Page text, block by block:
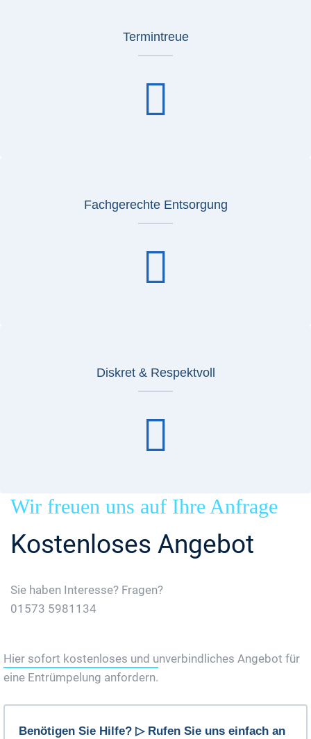
Termintreue
Fachgerechte Entsorgung
Diskret & Respektvoll
Wir freuen uns auf Ihre Anfrage
Kostenloses Angebot
Sie haben Interesse? Fragen?
01573 5981134
Hier sofort kostenloses und unverbindliches Angebot für
eine Entrümpelung anfordern.
Benötigen Sie Hilfe? ▷ Rufen Sie uns einfach an